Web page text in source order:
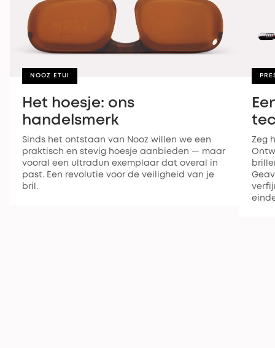
NOOZ ETUI
Het hoesje: ons
handelsmerk
Sinds het ontstaan van Nooz willen we een
praktisch en stevig hoesje aanbieden — maar
vooral een ultradun exemplaar dat overal in
past. Een revolutie voor de veiligheid van je
bril.
Zeg